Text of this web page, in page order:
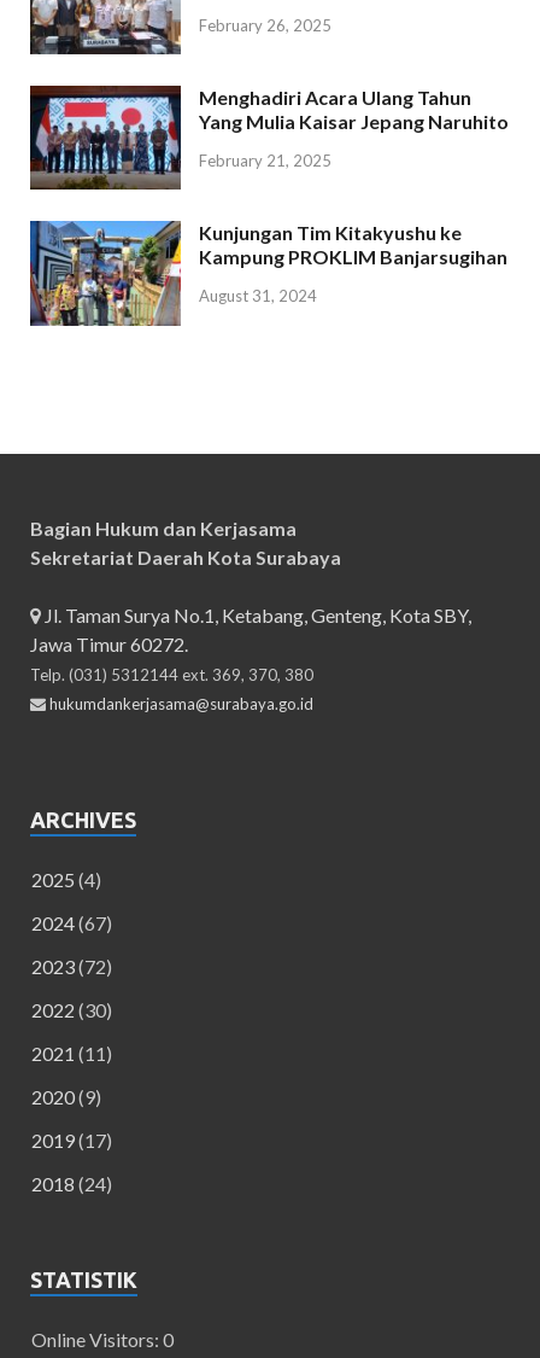
February 26, 2025
Menghadiri Acara Ulang Tahun
Yang Mulia Kaisar Jepang Naruhito
February 21, 2025
Kunjungan Tim Kitakyushu ke
Kampung PROKLIM Banjarsugihan
August 31, 2024
Bagian Hukum dan Kerjasama
Sekretariat Daerah Kota Surabaya
Jl. Taman Surya No.1, Ketabang, Genteng, Kota SBY,
Jawa Timur 60272.
Telp. (031) 5312144 ext. 369, 370, 380
hukumdankerjasama@surabaya.go.id
ARCHIVES
2025 (4)
2024(67)
2023(72)
2022 (30)
2021 (11)
2020(9)
2019(17)
2018 (24)
STATISTIK
Online Visitors: 0